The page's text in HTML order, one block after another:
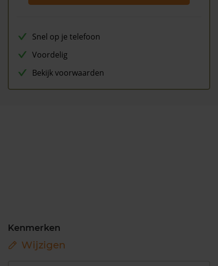
Snel op je telefoon
Voordelig
Bekijk voorwaarden
Kenmerken
Wijzigen